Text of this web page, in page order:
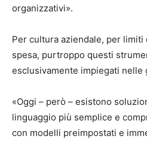
organizzativi».
Per cultura aziendale, per limiti
spesa, purtroppo questi
esclusivamente impiegati nelle
«Oggi – però – esistono
linguaggio più semplice e
con modelli preimpostati e